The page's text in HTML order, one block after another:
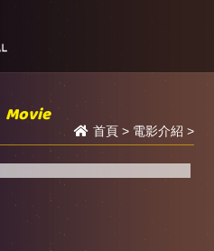
Movie
首頁> 電影介紹 >